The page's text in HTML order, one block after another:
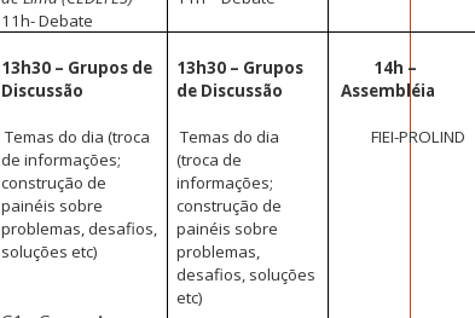
11h- Debate
13h30 – Grupos de
Discussão
Temas do dia (troca
de informações;
construção de
painéis sobre
problemas, desafios,
soluções etc)
13h30 – Grupos
de Discussão
Temas do dia
(troca de
informações;
construção de
painéis sobre
problemas,
desafios, soluções
etc)
14h –
Assembléia
FIEI-PROLIND